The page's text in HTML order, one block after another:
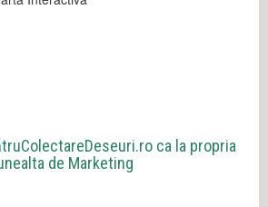
ca la propria
de Marketing